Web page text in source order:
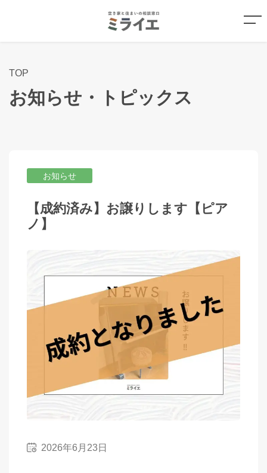
TOP
お知らせ・トピックス
お知らせ
【成約済み】お譲りします【ピア
ノ】
2026年6月23日